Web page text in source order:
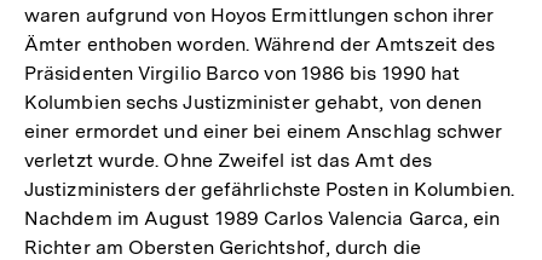
waren aufgrund von Hoyos Ermittlungen schon ihrer
Ämter enthoben worden. Während der Amtszeit des
Präsidenten Virgilio Barco von 1986 bis 1990 hat
Kolumbien sechs Justizminister gehabt, von denen
einer ermordet und einer bei einem Anschlag schwer
verletzt wurde. Ohne Zweifel ist das Amt des
Justizministers der gefährlichste Posten in Kolumbien.
Nachdem im August 1989 Carlos Valencia Garca, ein
Richter am Obersten Gerichtshof, durch die